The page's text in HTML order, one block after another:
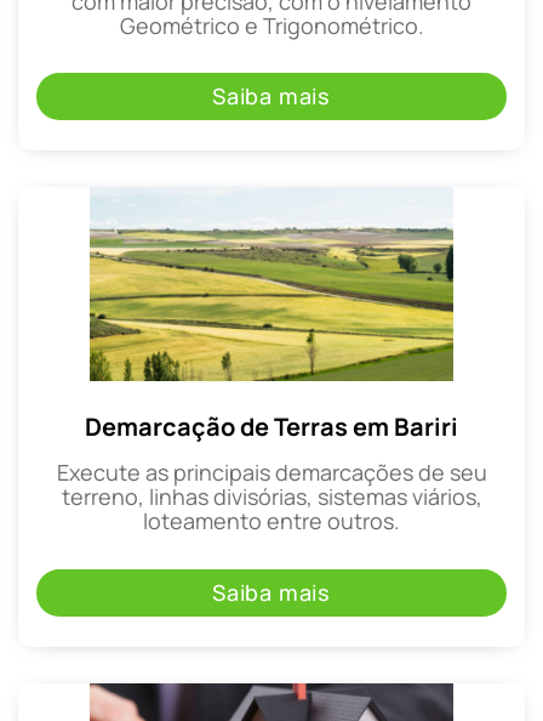
Geométrico e Trigonométrico.
Saiba mais
Demarcação de Terras em Bariri
Execute as principais demarcações de seu
terreno, linhas divisórias, sistemas viários,
loteamento entre outros.
Saiba mais